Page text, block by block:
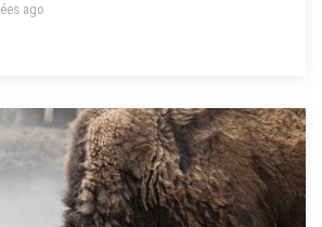
ago